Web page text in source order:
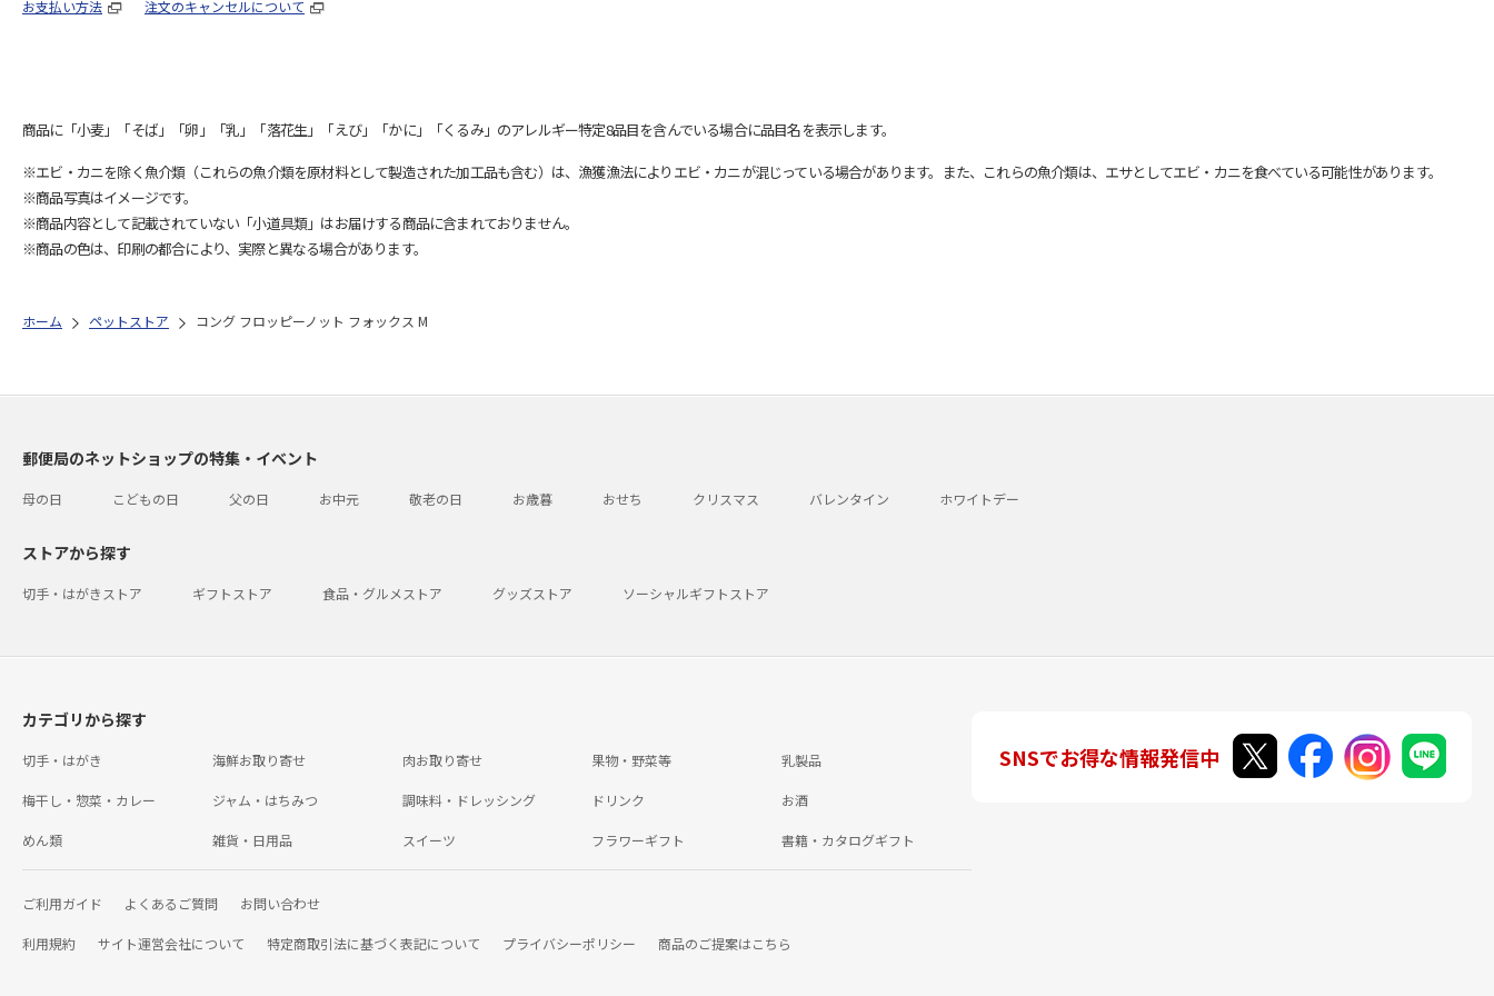
お支払い方法 注文のキャンセルについて
商品に「小麦」「そば」「卵」「乳」「落花生」「えび」「かに」「くるみ」のアレルギー特定8品目を含んでいる場合に品目名を表示します。
※エビ・カニを除く魚介類（これらの魚介類を原材料として製造された加工品も含む）は、漁獲漁法によりエビ・カニが混じっている場合があります。また、これらの魚介類は、エサとしてエビ・カニを食べている可能性があります。
※商品写真はイメージです。
※商品内容として記載されていない「小道具類」はお届けする商品に含まれておりません。
※商品の色は、印刷の都合により、実際と異なる場合があります。
ホーム ペットストア コング フロッピーノット フォックス M
郵便局のネットショップの特集・イベント
母の日 こどもの日 父の日 お中元 敬老の日 お歳暮 おせち クリスマス バレンタイン ホワイトデー
ストアから探す
切手・はがきストア ギフトストア 食品・グルメストア グッズストア ソーシャルギフトストア
カテゴリから探す
切手・はがき 海鮮お取り寄せ 肉お取り寄せ 果物・野菜等 乳製品
梅干し・惣菜・カレー ジャム・はちみつ 調味料・ドレッシング ドリンク お酒
めん類 雑貨・日用品 スイーツ フラワーギフト 書籍・カタログギフト
ご利用ガイド よくあるご質問 お問い合わせ
利用規約 サイト運営会社について 特定商取引法に基づく表記について プライバシーポリシー 商品のご提案はこちら
SNSでお得な情報発信中